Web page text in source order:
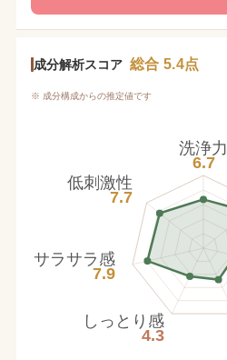
成分解析スコア 総合 5.4点
※ 成分構成からの推定値です
洗浄力
6.7
しっとり感
4.3
サラサラ感
7.9
低刺激性
7.7